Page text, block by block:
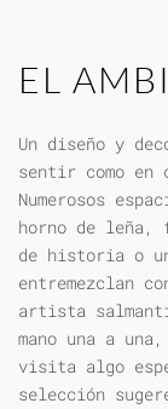
EL
Un diseño y
sentir como en
Numerosos
horno de
de historia o
entremezclan
artista
mano una a
visita algo
selección